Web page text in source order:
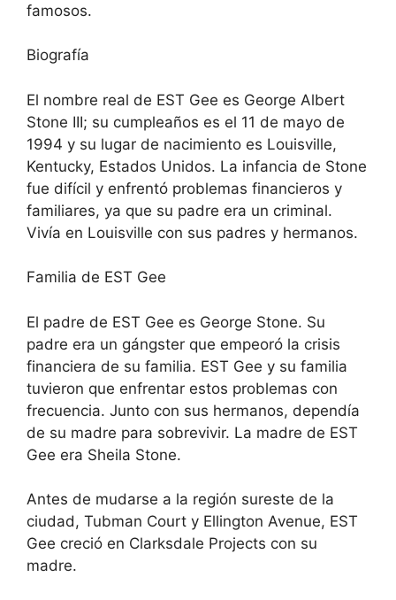
famosos.
Biografía
El nombre real de EST Gee es George Albert
Stone III; su cumpleaños es el 11 de mayo de
1994 y su lugar de nacimiento es Louisville,
Kentucky, Estados Unidos. La infancia de Stone
fue difícil y enfrentó problemas financieros y
familiares, ya que su padre era un criminal.
Vivía en Louisville con sus padres y hermanos.
Familia de EST Gee
El padre de EST Gee es George Stone. Su
padre era un gángster que empeoró la crisis
financiera de su familia. EST Gee y su familia
tuvieron que enfrentar estos problemas con
frecuencia. Junto con sus hermanos, dependía
de su madre para sobrevivir. La madre de EST
Gee era Sheila Stone.
Antes de mudarse a la región sureste de la
ciudad, Tubman Court y Ellington Avenue, EST
Gee creció en Clarksdale Projects con su
madre.